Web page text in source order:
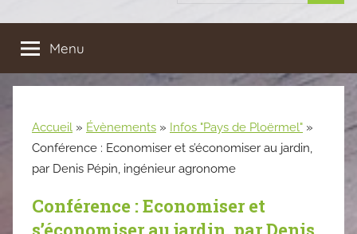
:
Menu
Accueil » Évènements » Infos "Pays de Ploërmel" »
Conférence : Economiser et s’économiser au jardin,
par Denis Pépin, ingénieur agronome
Conférence : Economiser et